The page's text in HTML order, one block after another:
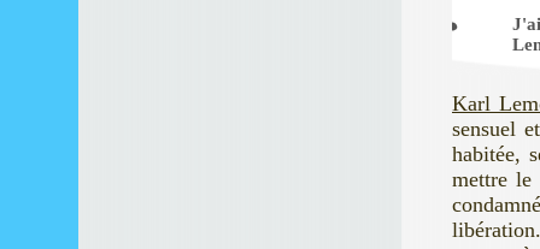
Karl
sensuel
habitée,
mettre le